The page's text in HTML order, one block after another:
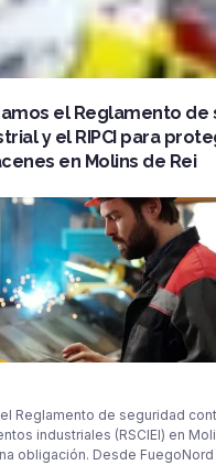
el Reglamento de
y el RIPCI para
en Molins de Rei
Reglamento de seguridad
industriales (RSCIEI) en
obligación. Desde